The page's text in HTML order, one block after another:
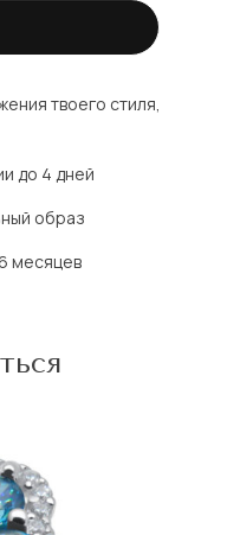
твоего стиля,
до 4 дней
образ
месяцев